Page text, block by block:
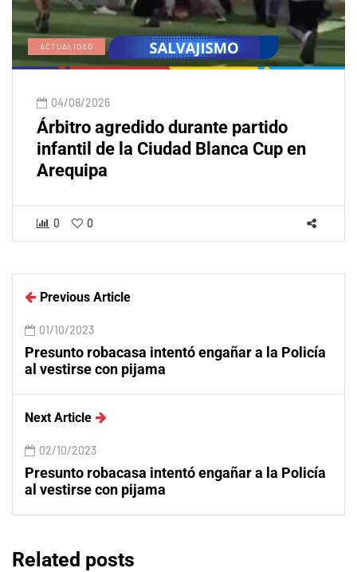
ACTUALIDAD
04/08/2026
Árbitro agredido durante partido
infantil de la Ciudad Blanca Cup en
Arequipa
0 0
Previous Article
01/10/2023
Presunto robacasa intentó engañar a la Policía
al vestirse con pijama
Next Article
02/10/2023
Presunto robacasa intentó engañar a la Policía
al vestirse con pijama
Related posts